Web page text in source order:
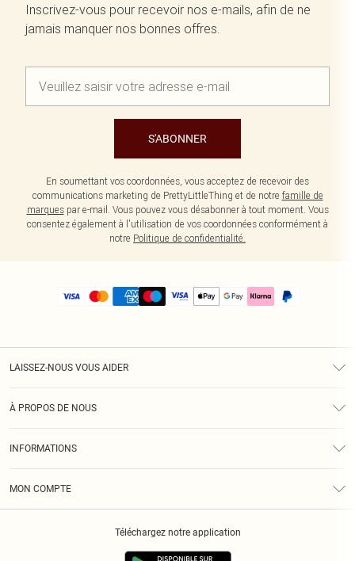
Inscrivez-vous pour recevoir nos e-mails, afin de ne
jamais manquer nos bonnes offres.
S'ABONNER
En soumettant vos coordonnées, vous acceptez de recevoir des
communications marketing de PrettyLittleThing et de notre famille de
marquespar e-mail. Vous pouvez vous désabonner à tout moment. Vous
consentez également à l'utilisation de vos coordonnées conformément à
notre Politique de confidentialité.
LAISSEZ-NOUS VOUS AIDER
À PROPOS DE NOUS
INFORMATIONS
MON COMPTE
Téléchargez notre application